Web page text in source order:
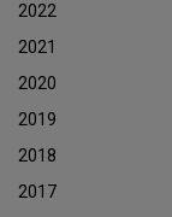
2022
2021
2020
2019
2018
2017